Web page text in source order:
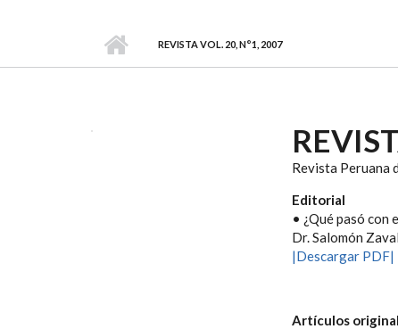
REVISTA VOL. 20, N°1, 2007
Revista Peruana
Editorial
• ¿Qué pasó con
Dr. Salomón
|Descargar PDF|
Artículos